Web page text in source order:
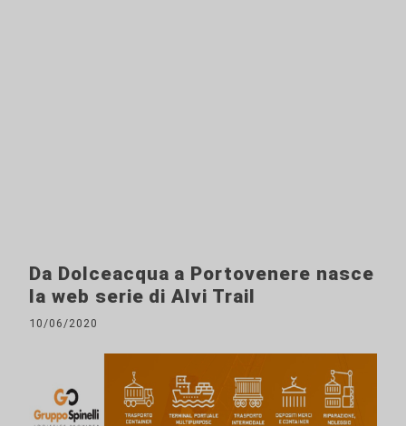
Da Dolceacqua a Portovenere nasce
la web serie di Alvi Trail
10/06/2020